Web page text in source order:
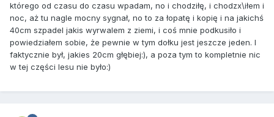
którego od czasu do czasu wpadam, no i chodziłę, i chodzx\iłem i
noc, aż tu nagle mocny sygnał, no to za łopatę i kopię i na jakichś
40cm szpadel jakis wyrwalem z ziemi, i coś mnie podkusiło i
powiedziałem sobie, że pewnie w tym dołku jest jeszcze jeden. I
faktycznie był, jakies 20cm głębiej:), a poza tym to kompletnie nic
w tej części lesu nie było:)